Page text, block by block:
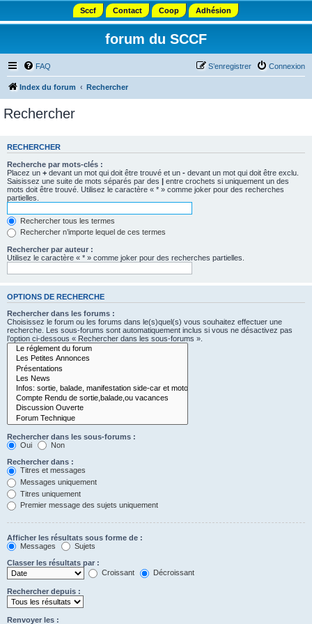
Sccf Contact Coop Adhésion
forum du SCCF
FAQ Connexion
S’enregistrer
Index du forum Rechercher
Rechercher
RECHERCHER
Recherche par mots-clés :
Placez un + devant un mot qui doit être trouvé et un - devant un mot qui doit être exclu.
Saisissez une suite de mots séparés par des | entre crochets si uniquement un des
mots doit être trouvé. Utilisez le caractère « * » comme joker pour des recherches
partielles.
Rechercher tous les termes
Rechercher n’importe lequel de ces termes
Rechercher par auteur :
Utilisez le caractère « * » comme joker pour des recherches partielles.
OPTIONS DE RECHERCHE
Rechercher dans les forums :
Choisissez le forum ou les forums dans le(s)quel(s) vous souhaitez effectuer une
recherche. Les sous-forums sont automatiquement inclus si vous ne désactivez pas
l’option ci-dessous « Rechercher dans les sous-forums ».
Rechercher dans les sous-forums :
Oui
Non
Rechercher dans :
Titres et messages
Messages uniquement
Titres uniquement
Premier message des sujets uniquement
Afficher les résultats sous forme de :
Messages
Sujets
Classer les résultats par :
Croissant
Décroissant
Rechercher depuis :
Renvoyer les :